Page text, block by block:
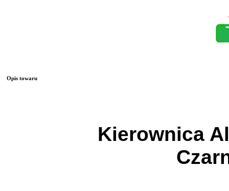
Opis towaru
Kierownica